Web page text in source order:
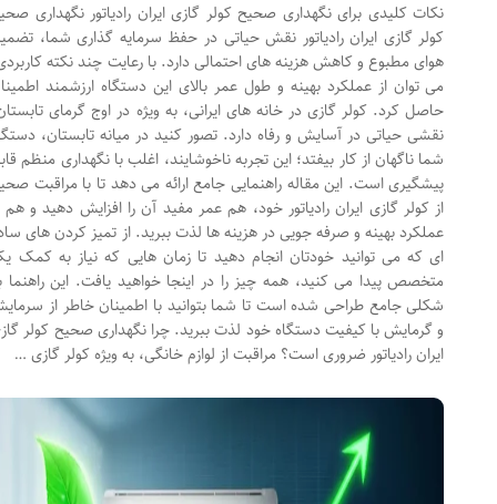
نکات کلیدی برای نگهداری صحیح کولر گازی ایران رادیاتور نگهداری صحیح
کولر گازی ایران رادیاتور نقش حیاتی در حفظ سرمایه گذاری شما، تضمین
هوای مطبوع و کاهش هزینه های احتمالی دارد. با رعایت چند نکته کاربردی،
می توان از عملکرد بهینه و طول عمر بالای این دستگاه ارزشمند اطمینان
حاصل کرد. کولر گازی در خانه های ایرانی، به ویژه در اوج گرمای تابستان،
نقشی حیاتی در آسایش و رفاه دارد. تصور کنید در میانه تابستان، دستگاه
شما ناگهان از کار بیفتد؛ این تجربه ناخوشایند، اغلب با نگهداری منظم قابل
پیشگیری است. این مقاله راهنمایی جامع ارائه می دهد تا با مراقبت صحیح
از کولر گازی ایران رادیاتور خود، هم عمر مفید آن را افزایش دهید و هم از
عملکرد بهینه و صرفه جویی در هزینه ها لذت ببرید. از تمیز کردن های ساده
ای که می توانید خودتان انجام دهید تا زمان هایی که نیاز به کمک یک
متخصص پیدا می کنید، همه چیز را در اینجا خواهید یافت. این راهنما به
شکلی جامع طراحی شده است تا شما بتوانید با اطمینان خاطر از سرمایش
و گرمایش با کیفیت دستگاه خود لذت ببرید. چرا نگهداری صحیح کولر گازی
ایران رادیاتور ضروری است؟ مراقبت از لوازم خانگی، به ویژه کولر گازی …